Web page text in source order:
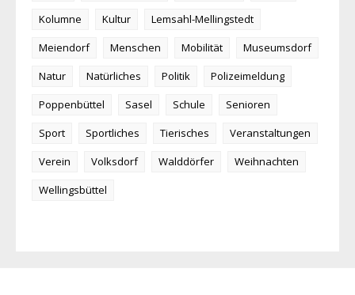
Kolumne
Kultur
Lemsahl-Mellingstedt
Meiendorf
Menschen Mobilität
Museumsdorf
Natur
Natürliches Politik
Polizeimeldung
Poppenbüttel
Sasel Schule
Senioren
Sport
Sportliches Tierisches
Veranstaltungen
Verein
Volksdorf Walddörfer
Weihnachten
Wellingsbüttel